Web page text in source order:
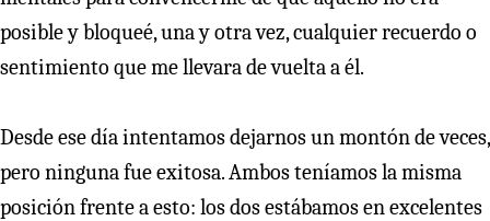
posible y bloqueé, una y otra vez, cualquier recuerdo o
sentimiento que me llevara de vuelta a él.
Desde ese día intentamos dejarnos un montón de veces,
pero ninguna fue exitosa. Ambos teníamos la misma
posición frente a esto: los dos estábamos en excelentes